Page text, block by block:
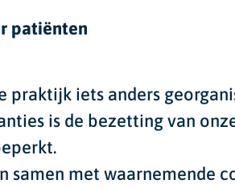
patiënten
praktijk iets anders
is de bezetting van
samen met waarnemende